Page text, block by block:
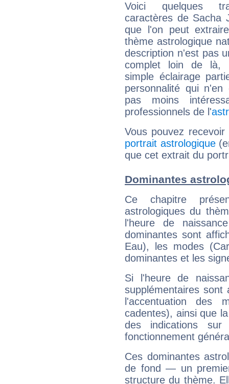
Voici quelques
caractères de Sacha
que l'on peut
thème astrologique
description n'est pas
complet loin de là,
simple éclairage
personnalité qui n'en
pas moins
professionnels de l'
Vous pouvez
portrait astrologique
que cet extrait du
Dominantes
Ce chapitre
astrologiques du
l'heure de
dominantes sont
Eau), les modes
dominantes et les
Si l'heure de
supplémentaires sont
l'accentuation des
cadentes), ainsi que
des indications sur
fonctionnement
Ces dominantes
de fond — un
structure du thème.